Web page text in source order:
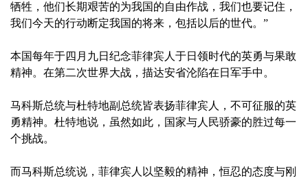
牺牲，他们长期艰苦的为我国的自由作战，我们也要记住，
我们今天的行动断定我国的将来，包括以后的世代。”
本国每年于四月九日纪念菲律宾人于日领时代的英勇与果敢
精神。在第二次世界大战，描达安省沦陷在日军手中。
马科斯总统与杜特地副总统皆表扬菲律宾人，不可征服的英
勇精神。杜特地说，虽然如此，国家与人民骄豪的胜过每一
个挑战。
而马科斯总统说，菲律宾人以坚毅的精神，恒忍的态度与刚